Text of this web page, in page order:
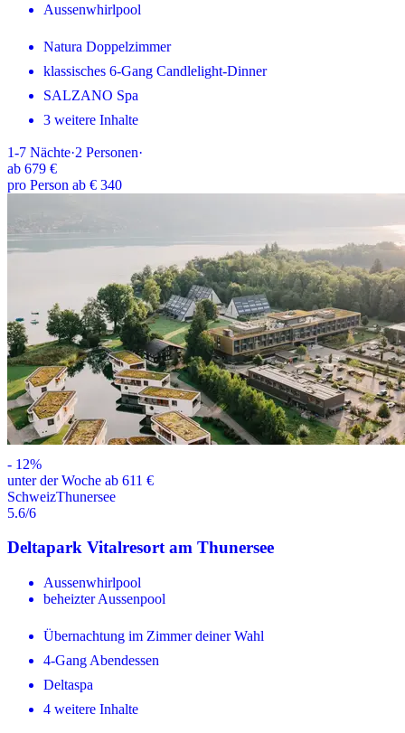
Aussenwhirlpool
Natura Doppelzimmer
klassisches 6-Gang Candlelight-Dinner
SALZANO Spa
3 weitere Inhalte
1-7 Nächte·2 Personen·
ab 679 €
pro Person ab € 340
- 12%
unter der Woche ab 611 €
SchweizThunersee
5.6/6
Deltapark Vitalresort am Thunersee
Aussenwhirlpool
beheizter Aussenpool
Übernachtung im Zimmer deiner Wahl
4-Gang Abendessen
Deltaspa
4 weitere Inhalte